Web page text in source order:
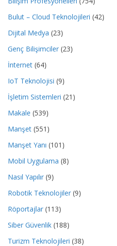
Bulut – Cloud Teknolojileri (42)
Dijital Medya (23)
Genç Bilişimciler (23)
İnternet (64)
IoT Teknolojisi (9)
İşletim Sistemleri (21)
Makale (539)
Manşet (551)
Manşet Yanı (101)
Mobil Uygulama (8)
Nasıl Yapılır (9)
Robotik Teknolojiler (9)
Röportajlar (113)
Siber Güvenlik (188)
Turizm Teknolojileri (38)